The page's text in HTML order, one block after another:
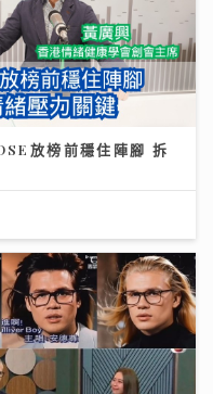
放榜前穩住陣腳 拆